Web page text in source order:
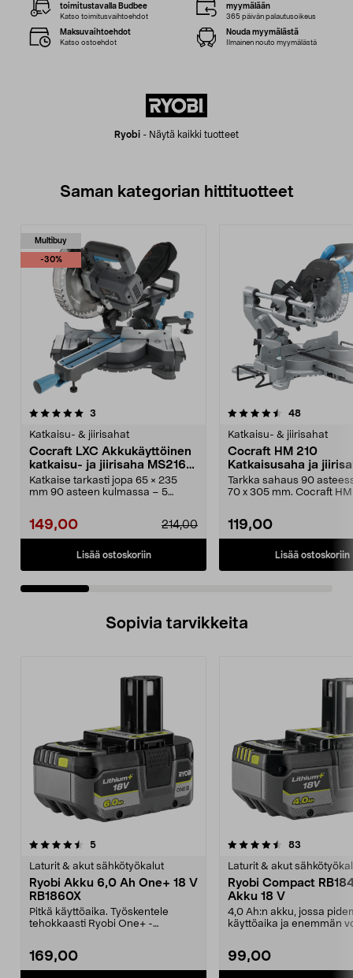
Ryobi - Näytä kaikki tuotteet
toimitustavalla Budbee
Katso toimitusvaihtoehdot
myymälään
365 päivän palautusoikeus
Maksuvaihtoehdot
Katso ostoehdot
Nouda myymälästä
Ilmainen nouto myymälästä
Saman kategorian hittituotteet
Multibuy
-30%
3
Katkaisu- & jiirisahat
Cocraft LXC Akkukäyttöinen
katkaisu- ja jiirisaha MS216-
BL 18 V
Katkaise tarkasti jopa 65 × 235
mm 90 asteen kulmassa – 5
149,00 214,00
Lisää ostoskoriin
4.5 viidestä
48arvostelut
Katkaisu- & jiirisahat
Cocraft HM 210
Katkaisusaha ja
500 W
Tarkka sahaus 90
70 x 305 mm. Cocraft
119,00
Lisää ostoskoriin
4.5 viidestä
Sopivia tarvikkeita
5arvostelut
Laturit & akut sähkötyökalut
Ryobi Akku 6,0 Ah One+ 18 V
RB1860X
Pitkä käyttöaika. Työskentele
tehokkaasti Ryobi One+ -
169,00
4.5viidestä
83
Laturit & akut
Ryobi Compact
Akku 18 V
4,0 Ah:n akku, jossa
käyttöaika ja enemmän
99,00
4.5viidestä